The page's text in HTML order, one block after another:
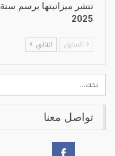
تنشر ميزانيتها برسم سنة
2025
السابق التالي
تواصل معنا